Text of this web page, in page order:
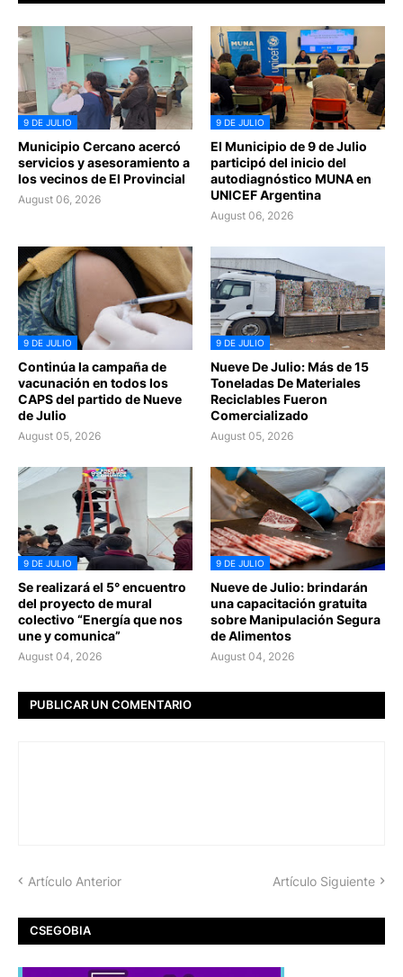
9 DE JULIO
Municipio Cercano acercó
servicios y asesoramiento a
los vecinos de El Provincial
August 06, 2026
9 DE JULIO
El Municipio de 9 de Julio
participó del inicio del
autodiagnóstico MUNA en
UNICEF Argentina
August 06, 2026
9 DE JULIO
Continúa la campaña de
vacunación en todos los
CAPS del partido de Nueve
de Julio
August 05, 2026
9 DE JULIO
Nueve De Julio: Más de 15
Toneladas De Materiales
Reciclables Fueron
Comercializado
August 05, 2026
9 DE JULIO
Se realizará el 5° encuentro
del proyecto de mural
colectivo “Energía que nos
une y comunica”
August 04, 2026
9 DE JULIO
Nueve de Julio: brindarán
una capacitación gratuita
sobre Manipulación Segura
de Alimentos
August 04, 2026
PUBLICAR UN COMENTARIO
Artículo Anterior Artículo Siguiente
CSEGOBIA